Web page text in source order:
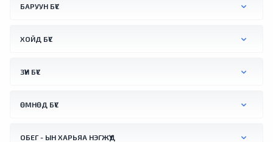
БАРУУН БҮС
ХОЙД БҮС
ЗҮҮН БҮС
ӨМНӨД БҮС
ОБЕГ - ЫН ХАРЬЯА НЭГЖҮҮД